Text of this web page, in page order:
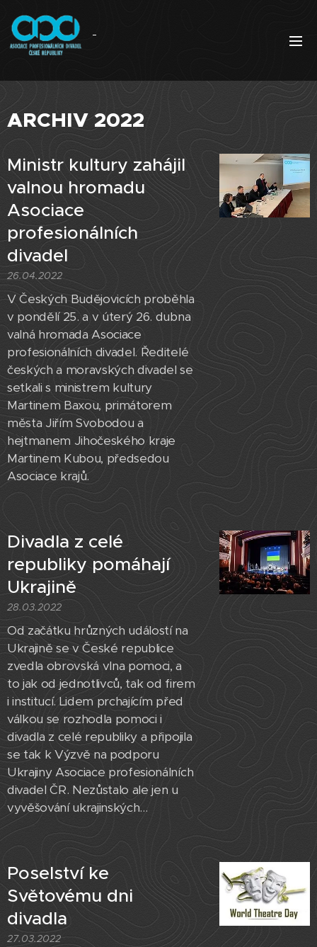
ARCHIV 2022
Ministr kultury zahájil
valnou hromadu
Asociace
profesionálních
divadel
26.04.2022
V Českých Budějovicích proběhla
v pondělí 25. a v úterý 26. dubna
valná hromada Asociace
profesionálních divadel. Ředitelé
českých a moravských divadel se
setkali s ministrem kultury
Martinem Baxou, primátorem
města Jiřím Svobodou a
hejtmanem Jihočeského kraje
Martinem Kubou, předsedou
Asociace krajů.
Divadla z celé
republiky pomáhají
Ukrajině
28.03.2022
Od začátku hrůzných událostí na
Ukrajině se v České republice
zvedla obrovská vlna pomoci, a
to jak od jednotlivců, tak od firem
i institucí. Lidem prchajícím před
válkou se rozhodla pomoci i
divadla z celé republiky a připojila
se tak k Výzvě na podporu
Ukrajiny Asociace profesionálních
divadel ČR. Nezůstalo ale jen u
vyvěšování ukrajinských...
Poselství ke
Světovému dni
divadla​
27.03.2022